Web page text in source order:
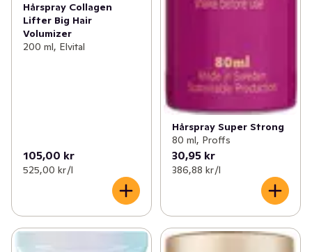
Hårspray Collagen
Lifter Big Hair
Volumizer
200 ml, Elvital
105,00 kr
525,00 kr /l
Hårspray Super Strong
80 ml, Proffs
30,95 kr
386,88 kr /l